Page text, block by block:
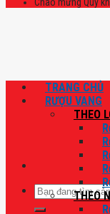
Tìm
kiếm:
TRANG CHỦ
RƯỢU VANG
THEO
THEO